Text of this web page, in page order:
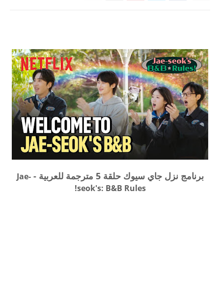
برنامج نزل جاي سيوك حلقة 5 مترجمة للعربية -
Jae-
seok's: B&B Rules!